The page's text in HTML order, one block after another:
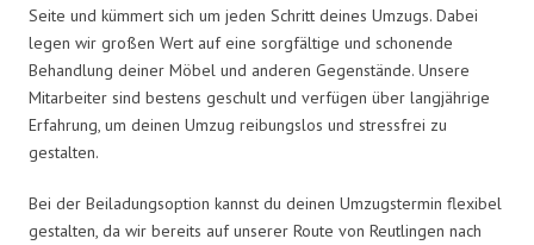
Seite und kümmert sich um jeden Schritt deines Umzugs. Dabei
legen wir großen Wert auf eine sorgfältige und schonende
Behandlung deiner Möbel und anderen Gegenstände. Unsere
Mitarbeiter sind bestens geschult und verfügen über langjährige
Erfahrung, um deinen Umzug reibungslos und stressfrei zu
gestalten.
Bei der Beiladungsoption kannst du deinen Umzugstermin flexibel
gestalten, da wir bereits auf unserer Route von Reutlingen nach